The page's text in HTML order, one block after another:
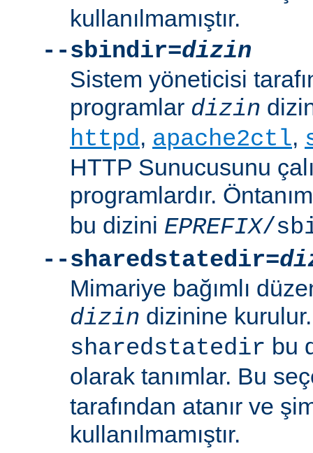
kullanılmamıştır.
--sbindir=dizin
Sistem yöneticisi
programlar dizin
httpd, apache2ctl,
HTTP Sunucusunu
programlardır.
bu dizini EPREFIX/
--sharedstatedir=
Mimariye bağımlı
dizin dizinine
sharedstatedir bu
olarak tanımlar. Bu
tarafından atanır ve
kullanılmamıştır.